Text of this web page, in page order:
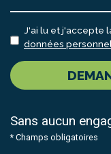
J'ai lu et j'accepte
données
Sans aucun
* Champs obligatoires